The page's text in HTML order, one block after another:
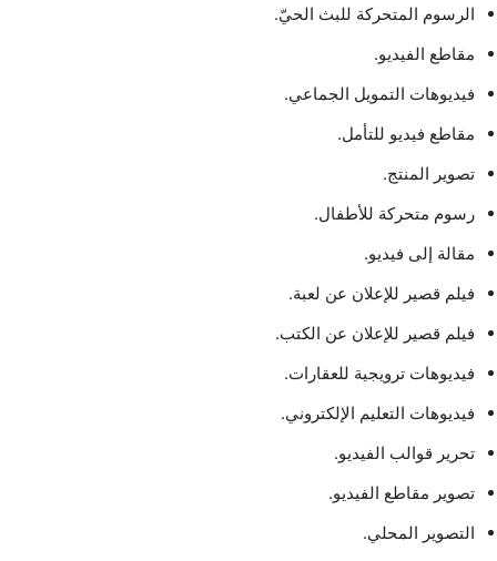
الرسوم المتحركة للبث الحيّ.
مقاطع الفيديو.
فيديوهات التمويل الجماعي.
مقاطع فيديو للتأمل.
تصوير المنتج.
رسوم متحركة للأطفال.
مقالة إلى فيديو.
فيلم قصير للإعلان عن لعبة.
فيلم قصير للإعلان عن الكتب.
فيديوهات ترويجية للعقارات.
فيديوهات التعليم الإلكتروني.
تحرير قوالب الفيديو.
تصوير مقاطع الفيديو.
التصوير المحلي.